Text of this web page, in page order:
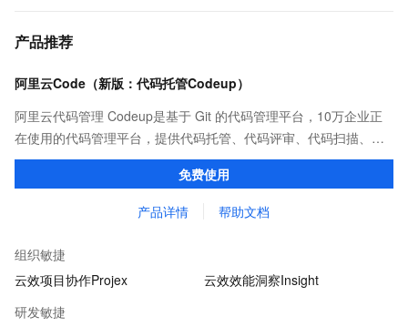
产品推荐
阿里云Code（新版：代码托管Codeup）
阿里云代码管理 Codeup是基于 Git 的代码管理平台，10万企业正
在使用的代码管理平台，提供代码托管、代码评审、代码扫描、质
量检测、持续集成等功能，全方位保护企业代码资产。
免费使用
产品详情 帮助文档
组织敏捷
云效项目协作Projex
云效效能洞察Insight
研发敏捷